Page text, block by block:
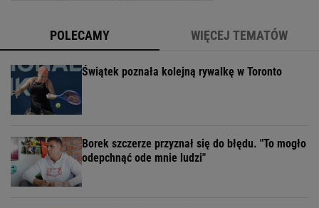
POLECAMY WIĘCEJ TEMATÓW
Świątek poznała kolejną rywalkę w Toronto
Borek szczerze przyznał się do błędu. "To mogło
odepchnąć ode mnie ludzi"